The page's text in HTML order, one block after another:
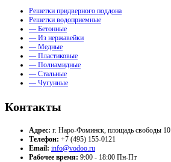
Решетки придверного поддона
Решетки водоприемные
— Бетонные
— Из нержавейки
— Медные
— Пластиковые
— Полиамидные
— Стальные
— Чугунные
Контакты
Адрес: г. Наро-Фоминск, площадь свободы 10
Телефон: +7 (495) 155-0121
Email: info@vodoo.ru
Рабочее время: 9:00 - 18:00 Пн-Пт